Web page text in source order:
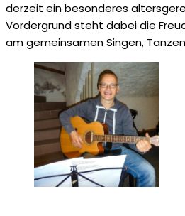
derzeit ein besonderes
Vordergrund steht dabei die
am gemeinsamen Singen,